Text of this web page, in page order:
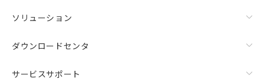
ソリューション
ダウンロードセンタ
サービスサポート